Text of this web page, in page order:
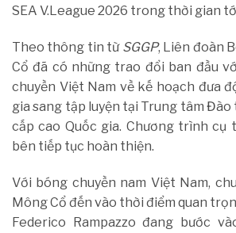
SEA V.League 2026 trong thời gian
Theo thông tin từ SGGP, Liên đoàn
Cổ đã có những trao đổi ban đầu
chuyền Việt Nam về kế hoạch đưa
gia sang tập luyện tại Trung tâm
cấp cao Quốc gia. Chương trình cụ
bên tiếp tục hoàn thiện.
Với bóng chuyền nam Việt Nam,
Mông Cổ đến vào thời điểm quan
Federico Rampazzo đang bước